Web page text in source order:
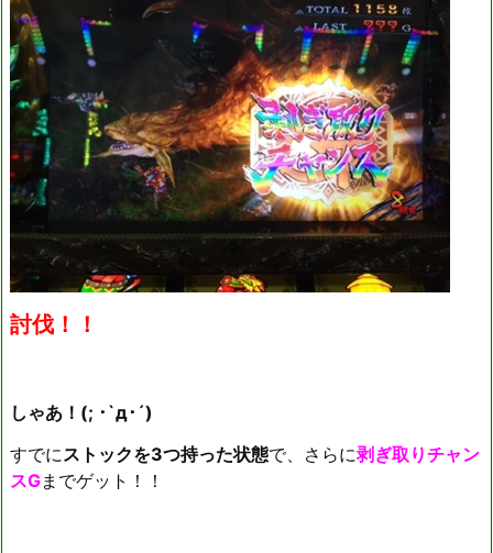
討伐！！
しゃあ！(; ･`д･´)
すでにストックを3つ持った状態で、さらに剥ぎ取りチャン
スGまでゲット！！